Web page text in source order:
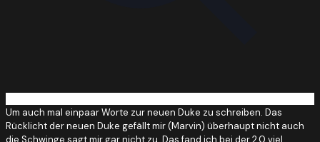
Um auch mal einpaar Worte zur neuen Duke zu schreiben. Das
Rücklicht der neuen Duke gefällt mir (Marvin) überhaupt nicht auch
die Schwinge sagt mir gar nicht zu. Das fand ich bei der 2.0 viel